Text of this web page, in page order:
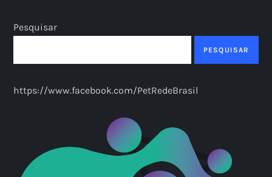
Pesquisar
PESQUISAR
https://www.facebook.com/PetRedeBrasil